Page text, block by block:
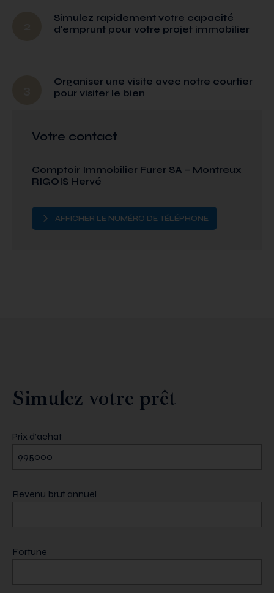
Simulez rapidement votre capacité
d'emprunt pour votre projet immobilier
Organiser une visite avec notre courtier
pour visiter le bien
Votre contact
Comptoir Immobilier Furer SA – Montreux
RIGOIS Hervé
AFFICHER LE NUMÉRO DE TÉLÉPHONE
Simulez votre prêt
Prix d’achat
Revenu brut annuel
Fortune